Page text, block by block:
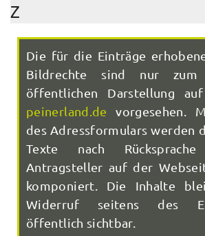
Z
Die für die Einträge
Bildrechte sind nur zum
öffentlichen Darstellung
peinerland.de vorgesehen.
des Adressformulars werden
Texte nach
Antragsteller auf der
komponiert. Die Inhalte
Widerruf seitens des
öffentlich sichtbar.